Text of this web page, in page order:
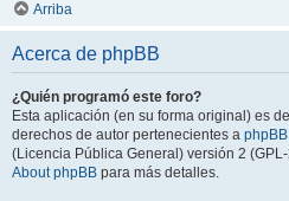
Arriba
Acerca de phpBB
¿Quién programó este foro?
Esta aplicación (en su forma original) es
derechos de autor pertenecientes a
(Licencia Pública General) versión 2
About phpBB para más detalles.